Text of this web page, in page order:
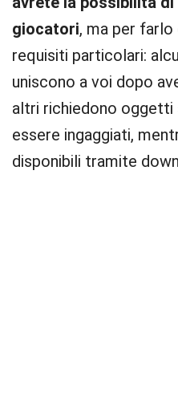
giocatori, ma per
requisiti particolari:
uniscono a voi dopo
altri richiedono
essere ingaggiati,
disponibili tramite